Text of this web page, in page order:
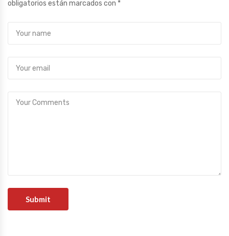
obligatorios están marcados con *